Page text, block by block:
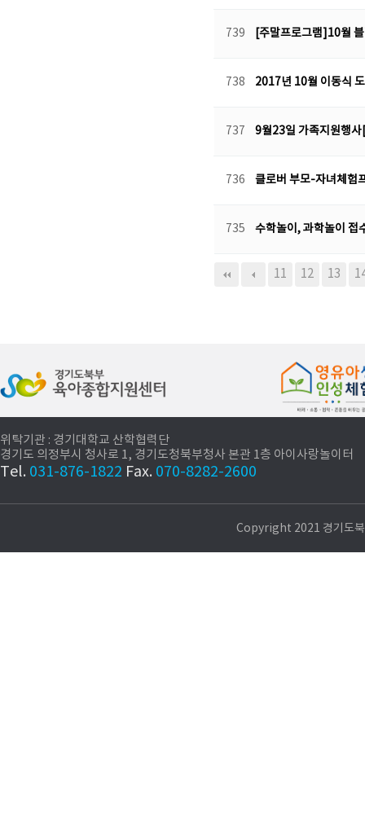
739 [주말프로그램]10월
738 2017년 10월 이동식
737 9월23일 가족지원행
736 클로버 부모-자녀체험
735 수학놀이, 과학놀이 접
11 12 13
위탁기관 : 경기대학교 산학협력단
경기도 의정부시 청사로 1, 경기도청북부청사 본관 1층 아이사랑놀이터
Tel. 031-876-1822 Fax. 070-8282-2600
Copyright 2021 경기도